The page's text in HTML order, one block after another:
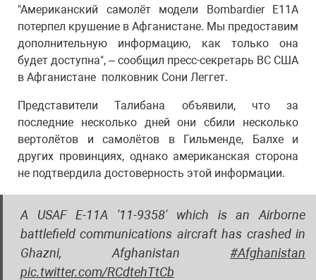
"Американский самолёт модели Bombardier E11A
потерпел крушение в Афганистане. Мы предоставим
дополнительную информацию, как только она
будет доступна", – сообщил пресс-секретарь ВС США
в Афганистане полковник Сони Леггет.
Представители Талибана объявили, что за
последние несколько дней они сбили несколько
вертолётов и самолётов в Гильменде, Балхе и
других провинциях, однако американская сторона
не подтвердила достоверность этой информации.
A USAF E-11A '11-9358' which is an Airborne
battlefield communications aircraft has crashed in
Ghazni, Afghanistan #Afghanistan
pic.twitter.com/RCdtehTtCb